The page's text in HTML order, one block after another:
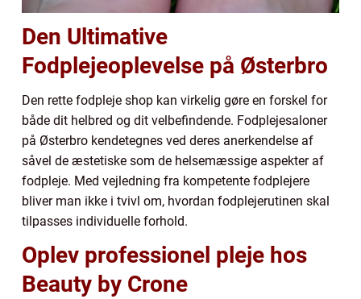
Den Ultimative
Fodplejeoplevelse på Østerbro
Den rette fodpleje shop kan virkelig gøre en forskel for
både dit helbred og dit velbefindende. Fodplejesaloner
på Østerbro kendetegnes ved deres anerkendelse af
såvel de æstetiske som de helsemæssige aspekter af
fodpleje. Med vejledning fra kompetente fodplejere
bliver man ikke i tvivl om, hvordan fodplejerutinen skal
tilpasses individuelle forhold.
Oplev professionel pleje hos
Beauty by Crone